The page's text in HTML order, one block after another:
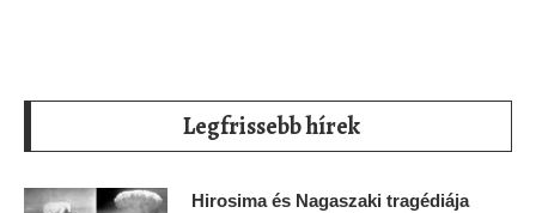
Legfrissebb hírek
Hirosima és Nagaszaki tragédiája